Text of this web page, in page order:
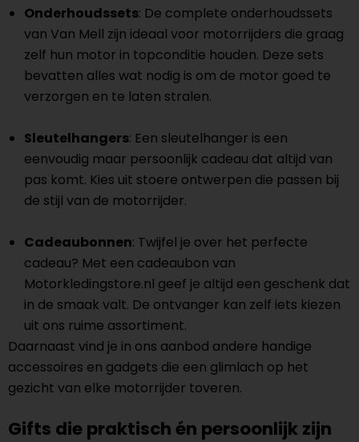
Onderhoudssets: De complete onderhoudssets
van Van Mell zijn ideaal voor motorrijders die graag
zelf hun motor in topconditie houden. Deze sets
bevatten alles wat nodig is om de motor goed te
verzorgen en te laten stralen.
Sleutelhangers: Een sleutelhanger is een
eenvoudig maar persoonlijk cadeau dat altijd van
pas komt. Kies uit stoere ontwerpen die passen bij
de stijl van de motorrijder.
Cadeaubonnen: Twijfel je over het perfecte
cadeau? Met een cadeaubon van
Motorkledingstore.nl geef je altijd een geschenk dat
in de smaak valt. De ontvanger kan zelf iets kiezen
uit ons ruime assortiment.
Daarnaast vind je in ons aanbod andere handige
accessoires en gadgets die een glimlach op het
gezicht van elke motorrijder toveren.
Gifts die praktisch én persoonlijk zijn